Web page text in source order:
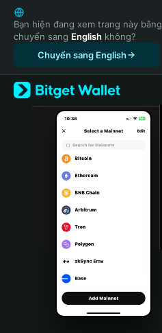
English
日本語
Tiếng Việt
Русский
Español (Latinoamérica)
Türkçe
Italiano
Português (Portugal)
Bahasa Indonesia
Português (Brasil)
Español (Argentina)
Bạn hiện đang xem trang này bằng
chuyển sang English không?
Chuyển sang English